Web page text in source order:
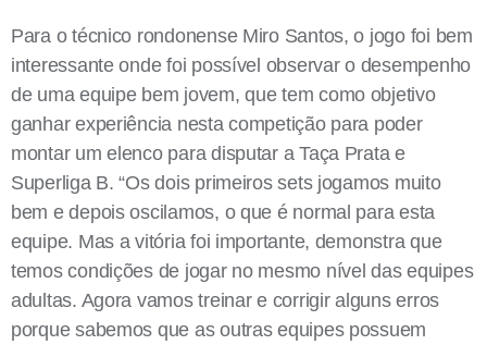
Para o técnico rondonense Miro Santos, o jogo foi bem
interessante onde foi possível observar o desempenho
de uma equipe bem jovem, que tem como objetivo
ganhar experiência nesta competição para poder
montar um elenco para disputar a Taça Prata e
Superliga B. “Os dois primeiros sets jogamos muito
bem e depois oscilamos, o que é normal para esta
equipe. Mas a vitória foi importante, demonstra que
temos condições de jogar no mesmo nível das equipes
adultas. Agora vamos treinar e corrigir alguns erros
porque sabemos que as outras equipes possuem